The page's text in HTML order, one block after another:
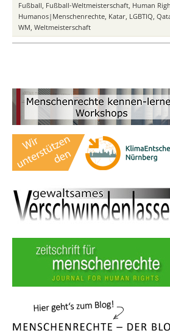
Fußball, Fußball-Weltmeisterschaft, Human
Humanos|Menschenrechte, Katar, LGBTIQ,
WM, Weltmeisterschaft